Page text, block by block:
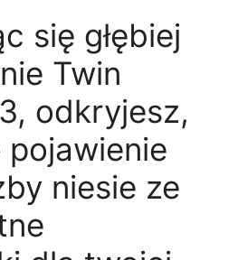
się głębiej
Twin
odkryjesz,
niesie ze